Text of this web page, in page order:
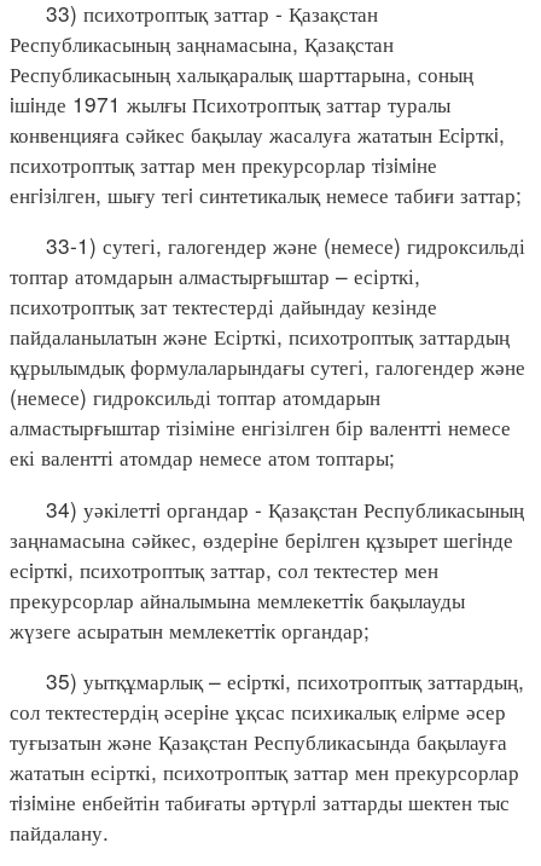
33) психотроптық заттар - Қазақстан
Республикасының заңнамасына, Қазақстан
Республикасының халықаралық шарттарына, соның
iшiнде 1971 жылғы Психотроптық заттар туралы
конвенцияға сәйкес бақылау жасалуға жататын Есiрткi,
психотроптық заттар мен прекурсорлар тiзiмiне
енгiзiлген, шығу тегi синтетикалық немесе табиғи заттар;
33-1) сутегі, галогендер және (немесе) гидроксильді
топтар атомдарын алмастырғыштар – есірткі,
психотроптық зат тектестерді дайындау кезінде
пайдаланылатын және Есірткі, психотроптық заттардың
құрылымдық формулаларындағы сутегі, галогендер және
(немесе) гидроксильді топтар атомдарын
алмастырғыштар тізіміне енгізілген бір валентті немесе
екі валентті атомдар немесе атом топтары;
34) уәкілеттi органдар - Қазақстан Республикасының
заңнамасына сәйкес, өздерiне берiлген құзырет шегiнде
есiрткi, психотроптық заттар, сол тектестер мен
прекурсорлар айналымына мемлекеттiк бақылауды
жүзеге асыратын мемлекеттiк органдар;
35) уытқұмарлық – есiрткi, психотроптық заттардың,
сол тектестердің әсерiне ұқсас психикалық елiрме әсер
туғызатын және Қазақстан Республикасында бақылауға
жататын есірткі, психотроптық заттар мен прекурсорлар
тiзiміне енбейтін табиғаты әртүрлi заттарды шектен тыс
пайдалану.